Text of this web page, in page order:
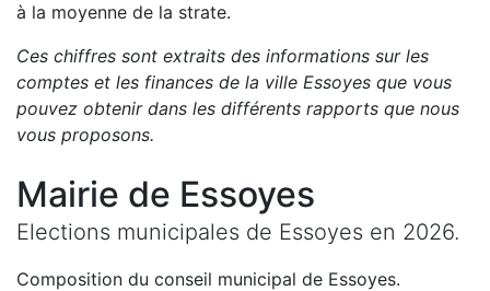
à la moyenne de la strate.
Ces chiffres sont extraits des informations sur les
comptes et les finances de la ville Essoyes que vous
pouvez obtenir dans les différents rapports que nous
vous proposons.
Mairie de Essoyes
Elections municipales de Essoyes en 2026.
Composition du conseil municipal de Essoyes.